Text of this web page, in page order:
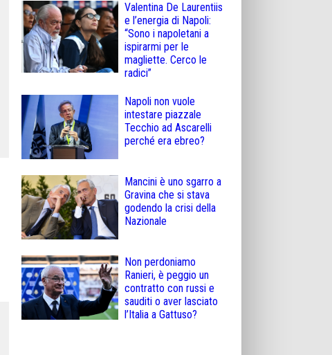
Valentina De Laurentiis
e l’energia di Napoli:
“Sono i napoletani a
ispirarmi per le
magliette. Cerco le
radici”
Napoli non vuole
intestare piazzale
Tecchio ad Ascarelli
perché era ebreo?
Mancini è uno sgarro a
Gravina che si stava
godendo la crisi della
Nazionale
Non perdoniamo
Ranieri, è peggio un
contratto con russi e
sauditi o aver lasciato
l’Italia a Gattuso?